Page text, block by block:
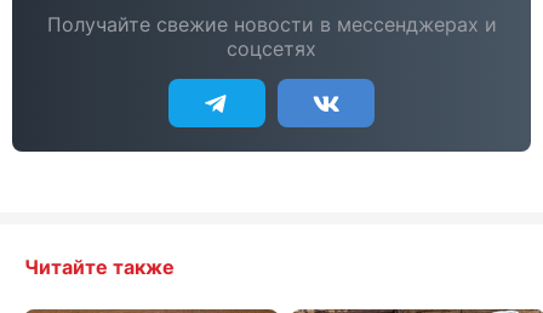
Получайте свежие новости в мессенджерах и
соцсетях
Читайте также